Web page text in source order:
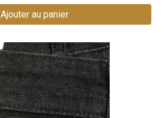
Ajouter au panier